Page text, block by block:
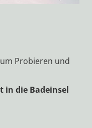
Probieren und
in die Badeinsel